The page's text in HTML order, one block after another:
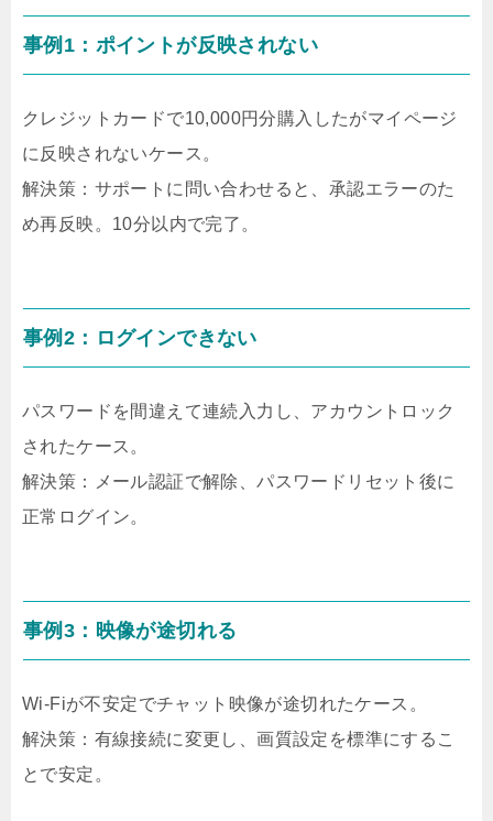
事例1：ポイントが反映されない
クレジットカードで10,000円分購入したがマイページ
に反映されないケース。
解決策：サポートに問い合わせると、承認エラーのた
め再反映。10分以内で完了。
事例2：ログインできない
パスワードを間違えて連続入力し、アカウントロック
されたケース。
解決策：メール認証で解除、パスワードリセット後に
正常ログイン。
事例3：映像が途切れる
Wi-Fiが不安定でチャット映像が途切れたケース。
解決策：有線接続に変更し、画質設定を標準にするこ
とで安定。